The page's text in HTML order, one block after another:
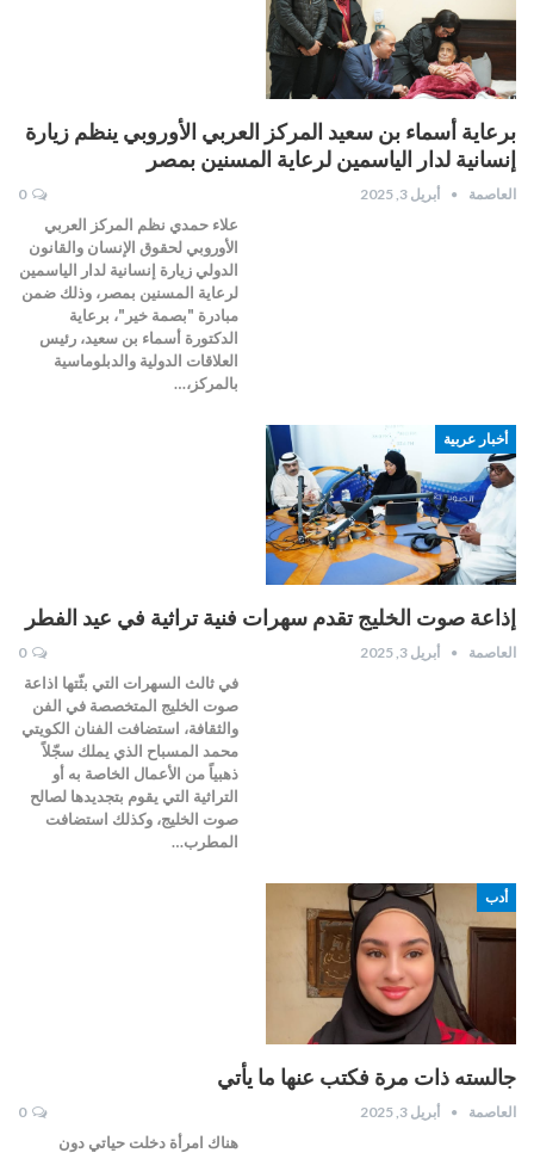
برعاية أسماء بن سعيد المركز العربي الأوروبي ينظم زيارة
إنسانية لدار الياسمين لرعاية المسنين بمصر
العاصمة أبريل 3, 2025 0
علاء حمدي نظم المركز العربي
الأوروبي لحقوق الإنسان والقانون
الدولي زيارة إنسانية لدار الياسمين
لرعاية المسنين بمصر، وذلك ضمن
مبادرة "بصمة خير"، برعاية
الدكتورة أسماء بن سعيد، رئيس
العلاقات الدولية والدبلوماسية
بالمركز،…
أخبار عربية
إذاعة صوت الخليج تقدم سهرات فنية تراثية في عيد الفطر
العاصمة أبريل 3, 2025 0
في ثالث السهرات التي بثّتها اذاعة
صوت الخليج المتخصصة في الفن
والثقافة، استضافت الفنان الكويتي
محمد المسباح الذي يملك سجّلاً
ذهبياً من الأعمال الخاصة به أو
التراثية التي يقوم بتجديدها لصالح
صوت الخليج، وكذلك استضافت
المطرب…
أدب
جالسته ذات مرة فكتب عنها ما يأتي
العاصمة أبريل 3, 2025 0
هناك امرأة دخلت حياتي دون